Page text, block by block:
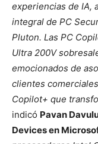
experiencias de IA,
integral de PC
Pluton. Las PC
Ultra 200V
emocionados de
clientes
Copilot+ que
indicó Pavan
Devices en